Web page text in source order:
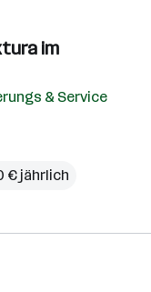
im
& Service
€ jährlich